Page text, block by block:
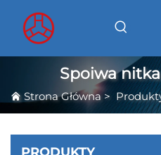
Spoiwa
Strona Główna>